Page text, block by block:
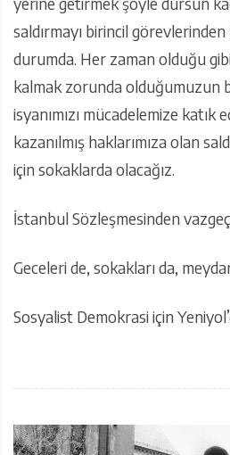
saldırmayı birincil
durumda. Her zaman olduğu
kalmak zorunda olduğumuzun
isyanımızı mücadelemize katık
kazanılmış haklarımıza olan
için sokaklarda olacağız.
İstanbul Sözleşmesinden
Geceleri de, sokakları da,
Sosyalist Demokrasi için